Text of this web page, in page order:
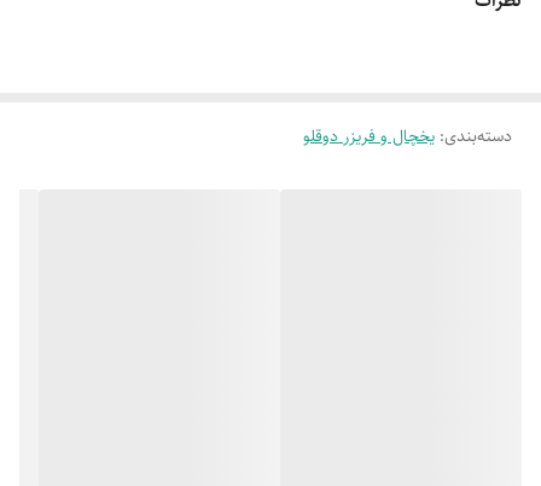
دسته‌بندی: یخچال و فریزر دوقلو